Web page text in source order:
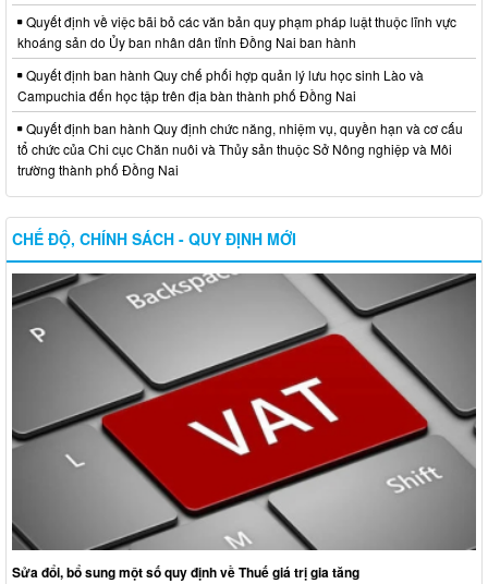
Quyết định về việc bãi bỏ các văn bản quy phạm pháp luật thuộc lĩnh vực
khoáng sản do Ủy ban nhân dân tỉnh Đồng Nai ban hành
Quyết định ban hành Quy chế phối hợp quản lý lưu học sinh Lào và
Campuchia đến học tập trên địa bàn thành phố Đồng Nai
Quyết định ban hành Quy định chức năng, nhiệm vụ, quyền hạn và cơ cấu
tổ chức của Chi cục Chăn nuôi và Thủy sản thuộc Sở Nông nghiệp và Môi
trường thành phố Đồng Nai
CHẾ ĐỘ, CHÍNH SÁCH - QUY ĐỊNH MỚI
Sửa đổi, bổ sung một số quy định về Thuế giá trị gia tăng